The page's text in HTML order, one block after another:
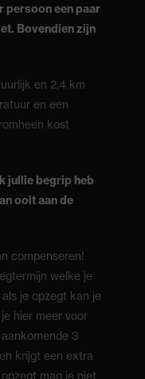
persoon een paar
Bovendien zijn
en 2,4 km
en een
kost
jullie begrip heb
ooit aan de
compenseren!
welke je
je opzegt kan je
hier meer voor
3
krijgt een extra
mag je niet